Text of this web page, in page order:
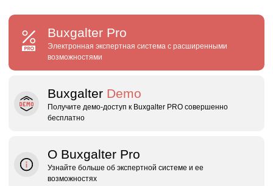
Buxgalter Pro
Электронная экспертная система с расширенными
возможностями
Buxgalter Demo
Получите демо‑доступ к Buxgalter PRO совершенно
бесплатно
О Buxgalter Pro
Узнайте больше об экспертной системе и ее
возможностях